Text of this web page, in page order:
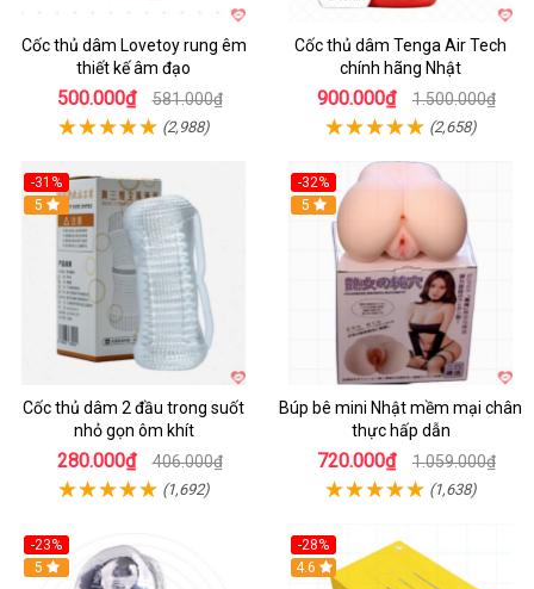
Cốc thủ dâm Lovetoy rung êm
thiết kế âm đạo
500.000₫ 581.000₫
(2,988)
Cốc thủ dâm Tenga Air Tech
chính hãng Nhật
900.000₫ 1.500.000₫
(2,658)
-31%
Hot
5
Cốc thủ dâm 2 đầu trong suốt
nhỏ gọn ôm khít
280.000₫ 406.000₫
(1,692)
-32%
Hot
5
Búp bê mini Nhật mềm mại chân
thực hấp dẫn
720.000₫ 1.059.000₫
(1,638)
-23%
Hot
5
-28%
Hot
4.6